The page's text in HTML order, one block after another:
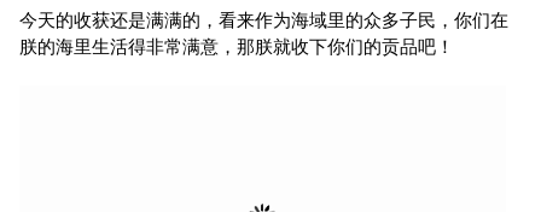
今天的收获还是满满的，看来作为海域里的众多子民，你们在
朕的海里生活得非常满意，那朕就收下你们的贡品吧！